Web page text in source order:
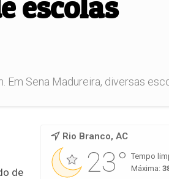
Sena Madureira, diversas
de
Rio Branco, AC
23°
Tempo
Máxima: